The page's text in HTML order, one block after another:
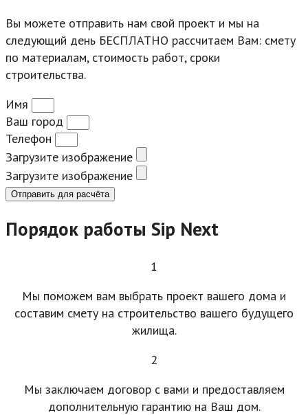
Вы можете отправить нам свой проект и мы на
следующий день БЕСПЛАТНО рассчитаем Вам: смету
по материалам, стоимость работ, сроки
строительства.
Имя
Ваш город
Телефон
Загрузите изображение
Загрузите изображение
Отправить для расчёта
Порядок работы Sip Next
1
Мы поможем вам выбрать проект вашего дома и
составим смету на строительство вашего будущего
жилища.
2
Мы заключаем договор с вами и предоставляем
дополнительную гарантию на Ваш дом.